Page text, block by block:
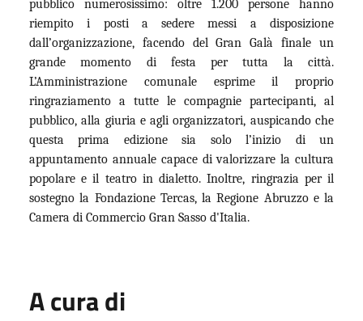
pubblico numerosissimo: oltre 1.200 persone hanno
riempito i posti a sedere messi a disposizione
dall’organizzazione, facendo del Gran Galà finale un
grande momento di festa per tutta la città.
L’Amministrazione comunale esprime il proprio
ringraziamento a tutte le compagnie partecipanti, al
pubblico, alla giuria e agli organizzatori, auspicando che
questa prima edizione sia solo l’inizio di un
appuntamento annuale capace di valorizzare la cultura
popolare e il teatro in dialetto. Inoltre, ringrazia per il
sostegno la Fondazione Tercas, la Regione Abruzzo e la
Camera di Commercio Gran Sasso d'Italia.
A cura di